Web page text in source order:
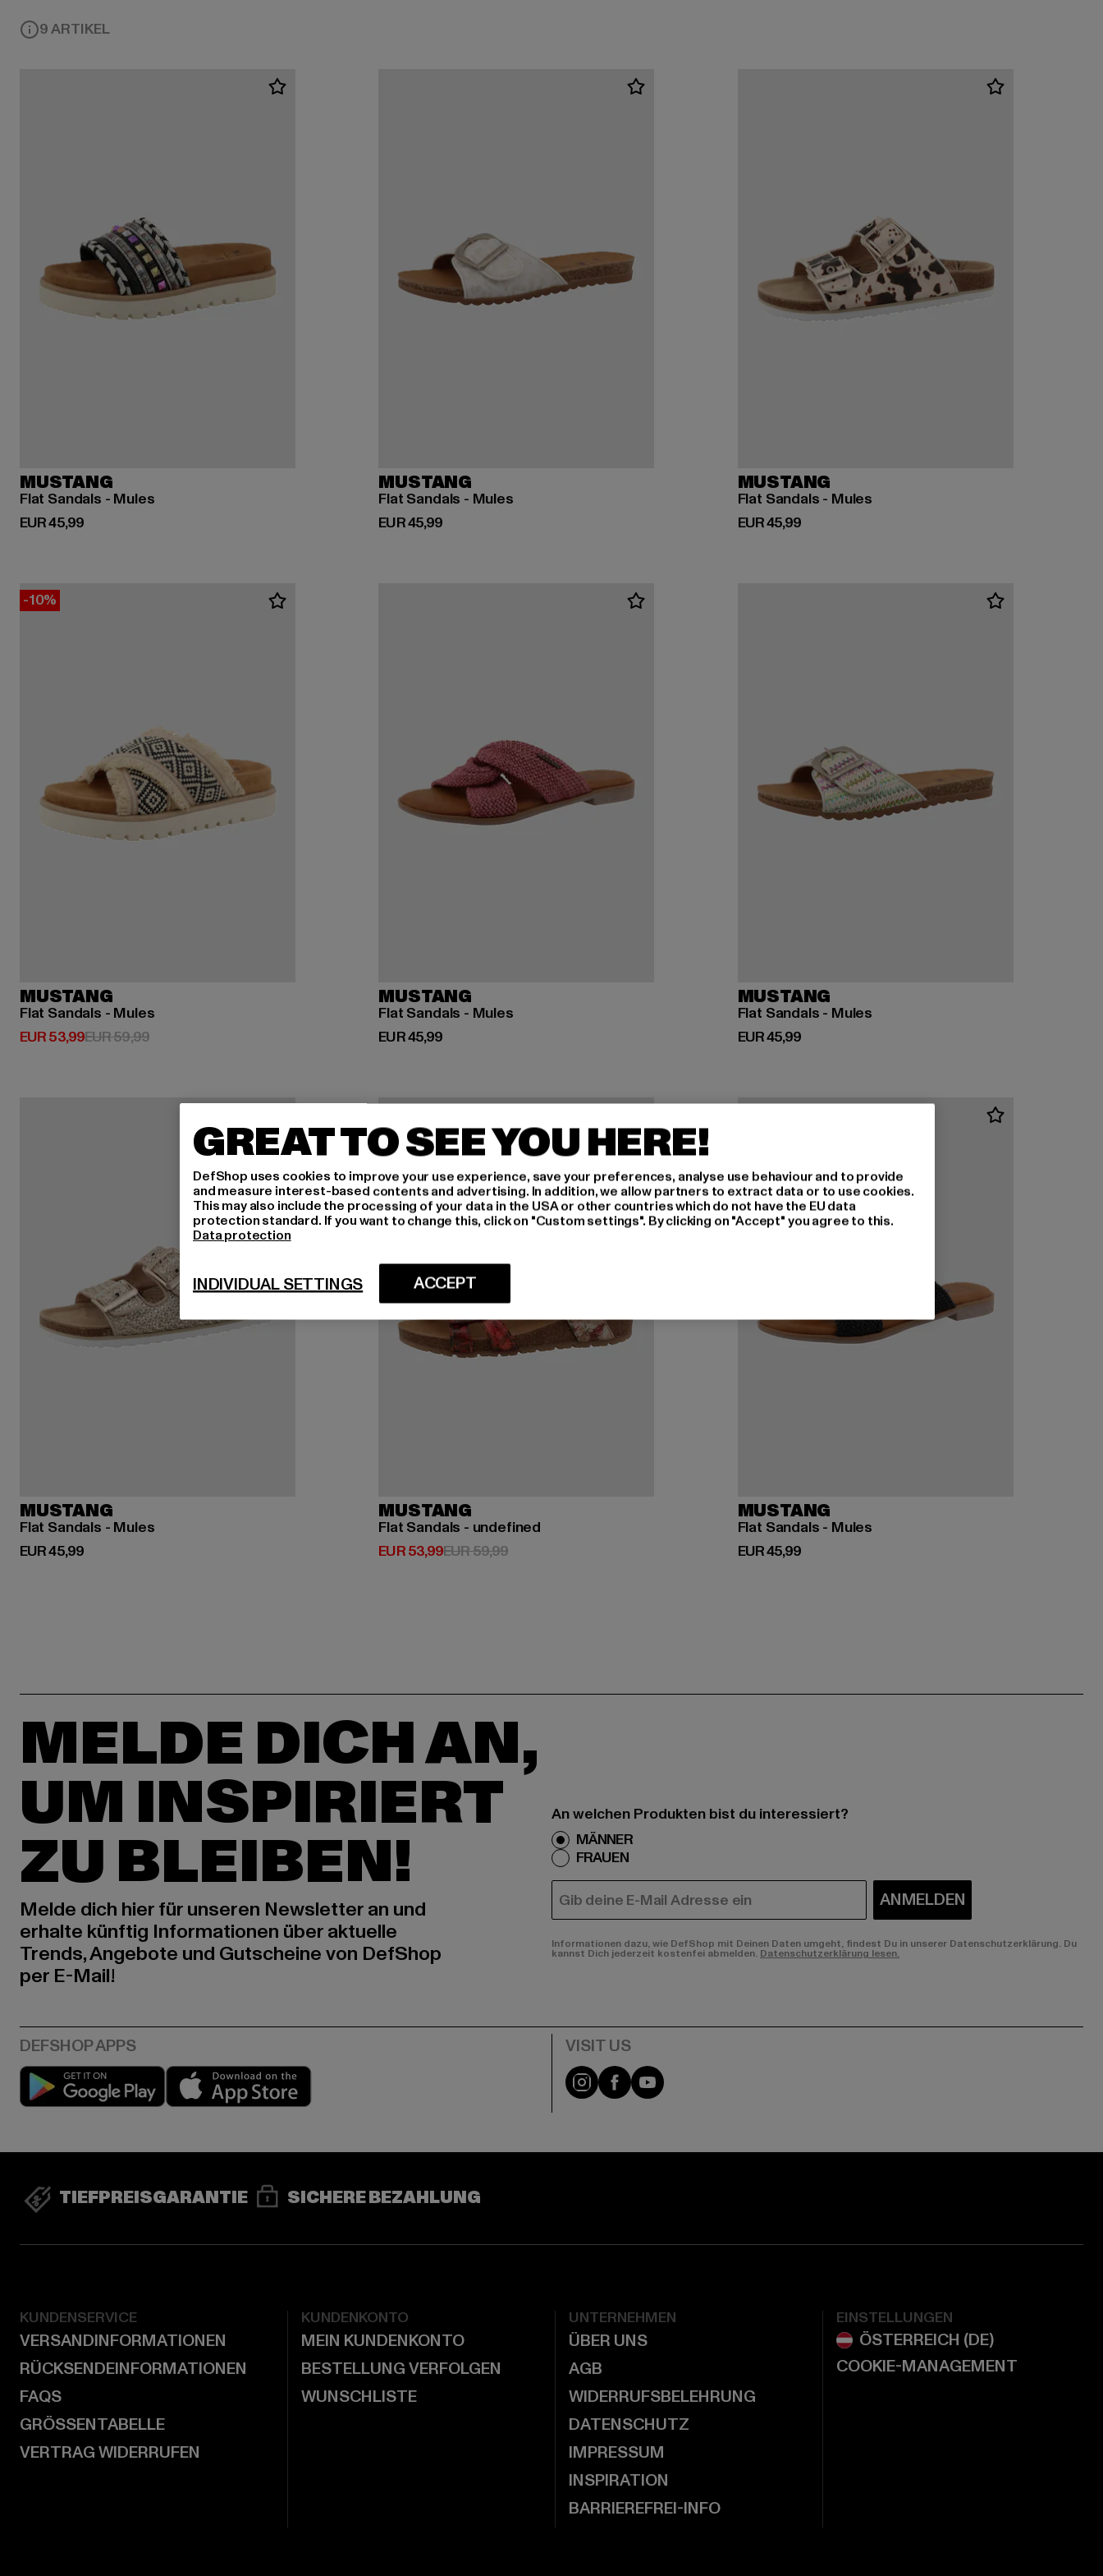
9 ARTIKEL
MUSTANG
Flat Sandals - Mules
EUR 45,99
Derzeitiger Preis: EUR 45,99
MUSTANG
Flat Sandals - Mules
EUR 45,99
Derzeitiger Preis: EUR 45,99
MUSTANG
Flat Sandals - Mules
EUR 45,99
Derzeitiger Preis: EUR 45,99
-10%
MUSTANG
Flat Sandals - Mules
EUR 53,99
Derzeitiger Preis: EUR 53,99
EUR 59,99Aktionspreis: EUR 59,99
MUSTANG
Flat Sandals - Mules
EUR 45,99
Derzeitiger Preis: EUR 45,99
MUSTANG
Flat Sandals - Mules
EUR 45,99
Derzeitiger Preis: EUR 45,99
MUSTANG
Flat Sandals - Mules
EUR 45,99
Derzeitiger Preis: EUR 45,99
MUSTANG
Flat Sandals - undefined
EUR 53,99
Derzeitiger Preis: EUR 53,99
EUR 59,99Aktionspreis: EUR 59,99
MUSTANG
Flat Sandals - Mules
EUR 45,99
Derzeitiger Preis: EUR 45,99
MELDE DICH AN,
UM INSPIRIERT
ZU BLEIBEN!
Melde dich hier für unseren Newsletter an und
erhalte künftig Informationen über aktuelle
Trends, Angebote und Gutscheine von DefShop
per E-Mail!
An welchen Produkten bist du interessiert?
MÄNNER
FRAUEN
E-MAIL ANMELDEN
Informationen dazu, wie DefShop mit Deinen Daten umgeht, findest Du in unserer Datenschutzerklärung. Du
kannst Dich jederzeit kostenfei abmelden. Datenschutzerklärung lesen.
Play market Visit our Instagram page:
Visit our Facebook page:
Visit our YouTube channel:
TIEFPREISGARANTIE SICHERE BEZAHLUNG
KUNDENSERVICE
VERSANDINFORMATIONEN
RÜCKSENDEINFORMATIONEN
FAQS
GRÖSSENTABELLE
VERTRAG WIDERRUFEN
KUNDENKONTO
MEIN KUNDENKONTO
BESTELLUNG VERFOLGEN
WUNSCHLISTE
UNTERNEHMEN
ÜBER UNS
AGB
WIDERRUFSBELEHRUNG
DATENSCHUTZ
IMPRESSUM
INSPIRATION
BARRIEREFREI-INFO
EINSTELLUNGEN
COOKIE-MANAGEMENT
GREAT TO SEE YOU HERE!
DefShop uses cookies to improve your use experience, save your preferences, analyse use behaviour and to provide
and measure interest-based contents and advertising. In addition, we allow partners to extract data or to use cookies.
This may also include the processing of your data in the USA or other countries which do not have the EU data
protection standard. If you want to change this, click on "Custom settings". By clicking on "Accept" you agree to this.
Data protection
ACCEPT
INDIVIDUAL SETTINGS